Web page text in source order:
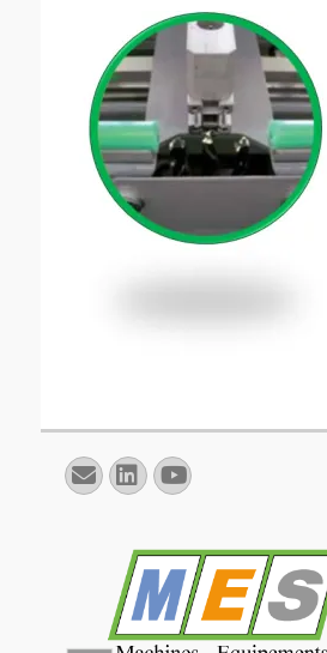
E-
mail
Linkedin
YouTube